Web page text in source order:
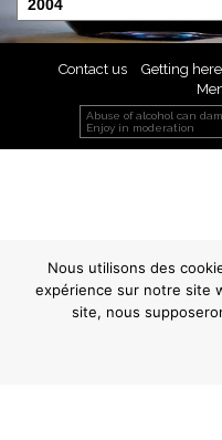
Contact us Getting here
Abuse of alcohol can
Enjoy in moderation
Nous utilisons des
expérience sur notre site
site, nous